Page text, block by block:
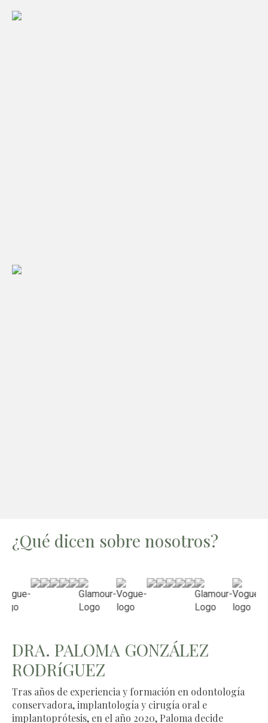
¿Qué dicen sobre nosotros?
DRA. PALOMA GONZÁLEZ
RODRíGUEZ
Tras años de experiencia y formación en odontología
conservadora, implantología y cirugía oral e
implantoprótesis, en el año 2020, Paloma decide